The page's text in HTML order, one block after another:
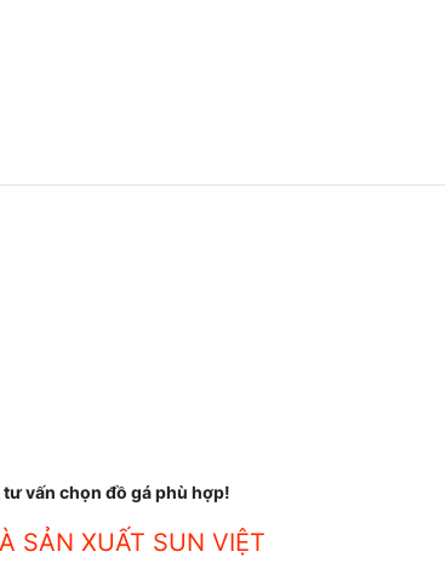
vấn chọn đồ gá phù hợp!
SẢN XUẤT SUN VIỆT